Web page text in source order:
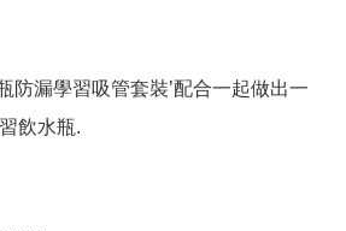
防漏學習吸管套裝’配合一起做出一
飲水瓶.